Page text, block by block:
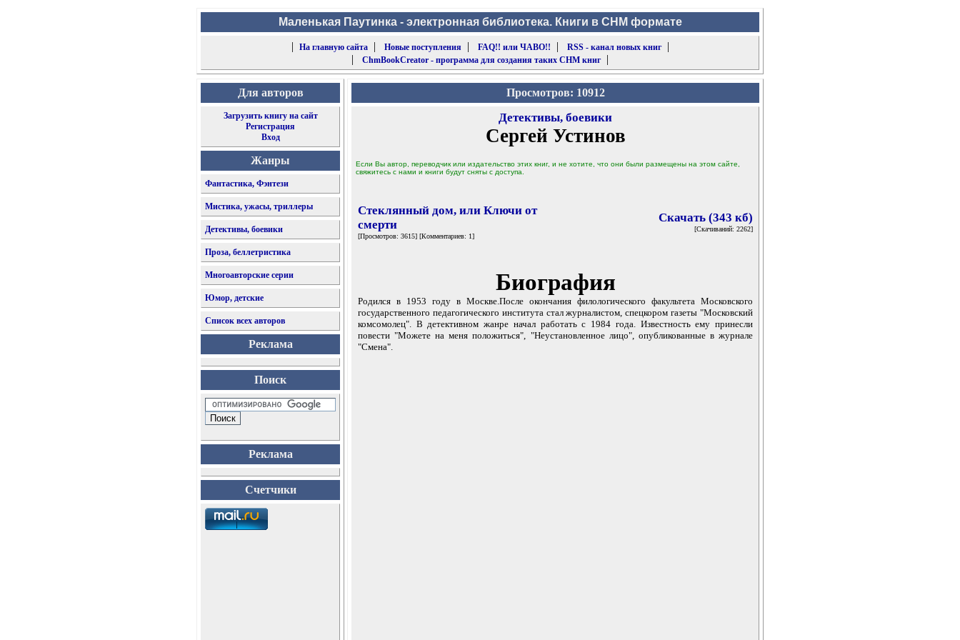
Маленькая Паутинка - электронная библиотека. Книги в CHM формате
|
На главную сайта| Новые поступления | FAQ!! или ЧАВО!! | RSS - канал новых книг|
|
ChmBookCreator - программа для создания таких CHM книг|
Для авторов
Загрузить книгу на сайт
Регистрация
Вход
Жанры
Фантастика, Фэнтези
Мистика, ужасы, триллеры
Детективы, боевики
Проза, беллетристика
Многоавторские серии
Юмор, детские
Список всех авторов
Реклама
Поиск
Реклама
Счетчики
Просмотров: 10912
Детективы, боевики
Сергей Устинов
Если Вы автор, переводчик или издательство этих книг, и не хотите, что они были размещены на этом сайте,
свяжитесь с нами и книги будут сняты с доступа.
Стеклянный дом, или Ключи от
смерти
[Просмотров: 3615] [Комментариев: 1]
Скачать (343 кб)
[Скачиваний: 2262]
Биография
Родился в 1953 году в Москве.После окончания филологического факультета Московского
государственного педагогического института стал журналистом, спецкором газеты "Московский
комсомолец". В детективном жанре начал работать с 1984 года. Известность ему принесли
повести "Можете на меня положиться", "Неустановленное лицо", опубликованные в журнале
"Смена".